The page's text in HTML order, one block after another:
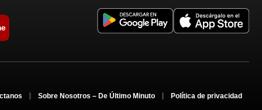
Sobre Nosotros – De Último Minuto Política de privacidad